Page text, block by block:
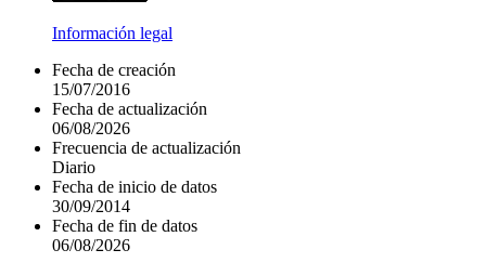
Información legal
Fecha de creación
15/07/2016
Fecha de actualización
06/08/2026
Frecuencia de actualización
Diario
Fecha de inicio de datos
30/09/2014
Fecha de fin de datos
06/08/2026